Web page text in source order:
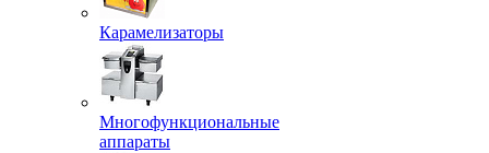
Карамелизаторы
Многофункциональные
аппараты